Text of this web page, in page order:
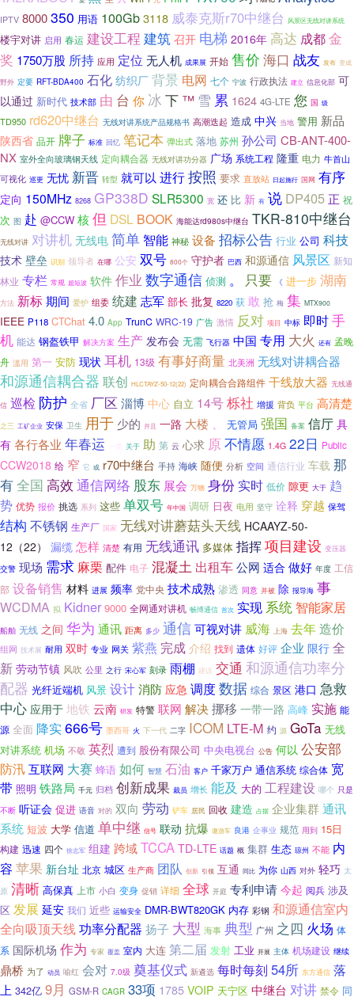
IPTV 8000350 用语 100Gb3118 威泰克斯r70中继台 风景区无线对讲系统
楼宇对讲 启用 春运 建设工程 建筑 召开 电梯 2016年 高达 成都金
奖 1750万股 所持 应用 定位 无人机 成果展 开始 售价 海口 战友 发布 变成
野外 定要 RFT-BDA400 石化 纺织厂 背景 电网 七个 宁波 行政执法 建立 信息化部 可
以通过 新时代 技术部 由 台 你 冰 下 ™ 雪 累 1624 4G-LTE 您 国 级
TD950 rd620中继台 无线对讲系统产品规格书 高潮迭起 造成 中兴 当地 警用 新品
陕西省 品开 牌子 标准 回忆 笔记本 弹出式 落地 苏州 孙公司 CB-ANT-400-
NX 室外全向玻璃钢天线 定向耦合器 无线对讲功分器 广场 系统工程 隆重 电力 牛首山
可视化 巡更 无忧 新晋 转型 就可以 进行按照 要求 直放站 日起施行 国网 有序
定向 150MHz 8268 GP338D SLR5300 宽 还 比 新 有 说 DP405 正 祝
次 图 赴 @CCW 核但 DSL BOOK 海能达rd980s中继台 TKR-810中继台
无线对讲 对讲机 无线电 简单 智能 神秘 设备 招标公告 行业 公司 科技
技术 壁垒 识别 领导者 在哪 公安 双号 800个 守护者 巴西 和源通信 风景区 新知
林业 专栏 常规 超短波 软件 作业 数字通信 侦测 。 只要 《 进一步 湖南
方法 新标期间 爱护 组委 统建 志军 部长 批复 8220 获 敢 抢 梅 集 MTX900
IEEE P118 CTChat 4.0 App TrunC WRC-19 广告 激情 反对 项目 中标 即时手
机 能达 钢盔铁甲 解决方案 生产 发布会 无需 飞行器 中国 专用 大火 还有 孟晚
舟 滥用 第一 安防 现状 耳机 13级 有事好商量 北美洲 无线对讲耦合器
和源通信耦合器 联创 HLCTAYZ-50-12(22) 定向耦合合路组件 干线放大器 无线通
信 巡检 防护 全省 厂区 淄博 中心 自立 14号栎社 增援 背负 平台 高清楚
之三 工矿企业 安保 卫生 用于 少的 并且 一路 大楼 无管局 强国 备案 信厅 具
有 各行各业 年春运 一类 关于 助 第 云 心求 原 不情愿 1.4G 22日 Public
CCW2018 给 窄 它 或 r70中继台 手持 海峡 随便 分析 空间 通信行业 车载 那
有全国 高效 通信网络 股东 展会 万物 身份 实时 低价 隙更 大于 趋
势 优势 报价 挑选 系列 这些 单双号 年中国 调研 日夜 电用 坚守 诠释 穿越 保驾
结构 不锈钢 生产厂 国家 无线对讲蘑菇头天线 HCAAYZ-50-
12（22）
漏缆 怎样 清楚 有用 无线通讯 多媒体 指挥项目建设 变压器
交警 现场 需求 麻栗 配件 电子 混凝土 出租车公网 适合 做好 年度 工信
部 设备销售 材料 进展 频率 党中央 技术成熟 渗透 同意 并被 除 报导海 事
WCDMA 拟 Kidner 9000 全网通对讲机 畅博通信 首次 实现 系统 智能家居
船舶 无线 之间 华为 通讯 距离 多少 通信可视对讲 威海 上海 去年造价
组网 技术展 耐用 双时 专业 网关 紫燕 完成 介绍 找到 遗体 好评 企业 限行 全
新 劳动节镇 风吹 公里 之行 宋心军 刻录 雨棚 建设 交通 和源通信功率分
配器 光纤近端机 风景 设计消防 应急 调度数据 综合 景区 港口 急救
中心 应用于 地铁 云南 研发 特警 联网 解决挪移 一带一路 高峰 实施 能
源 全面 降实666号 墨西哥 火 下一代 二字 ICOM LTE-M 约 源 GoTa 无线
对讲系统 机场 不敬 英烈 遭到 股份有限公司 中央电视台 公告 何以 公安部
防汛互联网 大赛 蜂语 如何 智慧 石油 客户 千家万户 通信系统 综合体 宽
带 照明 铁路局 千元 归档 创新成果 裁员 增长 能及 大的 工程建设 哪个 只是
不断 听证会 促进 语音 对的 双向 劳动 铲车 居民 回收 建造 占据 企业集群通讯
系统 短波 大学 信道 单中继 信号 联动 抗爆 遨游车 良港 企事业 规范 用到 15日
构建 迅速 四个 徐志军 组建 跨域TCCA TD-LTE 话题 概 集群 生态 琼州 不能 内
容 苹果 新台址 北京 城区 生产商 团队 创新 引领 互通 同比 为你 山西 对外 轻巧 太
原 清晰 高保真 上市 小白 变身 促销 详细 全球 开庭 专利申请 今起 阅兵 涉及
区 发展 延安 我们 近些 运输安全 DMR-BWT820GK 内存 彩钢 和源通信室内
全向吸顶天线功率分配器 扬子 大型 海事 典型 广州 之四 火场 体
系 国际机场 作为 专家 覆盖 室内 大连 第二届 发射 工业 开展 主体 机场建设 继续
鼎桥 为了 动员 喻红 会对 7.0级 奠基仪式 新遴选 每时每刻 54所 东方通信 落
上 342亿 9月 GSM-R CAGR 33项 1785 VOIP 天宁区 中继台 对讲 禁令 同